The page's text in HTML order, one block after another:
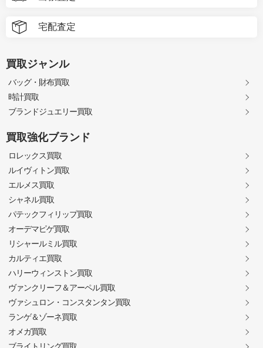
宅配査定
買取ジャンル
バッグ・財布買取
時計買取
ブランドジュエリー買取
買取強化ブランド
ロレックス買取
ルイヴィトン買取
エルメス買取
シャネル買取
パテックフィリップ買取
オーデマピゲ買取
リシャールミル買取
カルティエ買取
ハリーウィンストン買取
ヴァンクリーフ＆アーペル買取
ヴァシュロン・コンスタンタン買取
ランゲ＆ゾーネ買取
オメガ買取